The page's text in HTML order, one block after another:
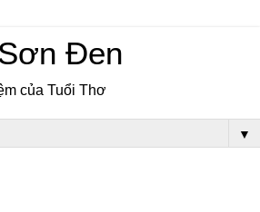
Đen
của Tuổi Thơ
▼